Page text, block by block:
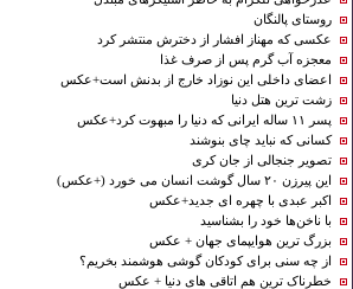
روستای پالنگان
عکسی که مهناز افشار از دخترش منتشر کرد
‌معجزه آب گرم پس از صرف غذا
اعضای داخلی این نوزاد خارج از بدنش است+عکس
زشت ترین هتل دنیا
پسر ۱۱ ساله ایرانی که دنیا را مبهوت کرد+عکس
کسانی که نباید چای بنوشند
تصویر جنجالی از جان کری
این پیرزن ۲۰ سال گوشت انسان می خورد (+عکس)
اکبر عبدی با چهره ای جدید+عکس
با ناخن‌ها خود را بشناسید
بزرگ ترین هوایپمای جهان + عکس
از چه سنی برای کودکان گوشی هوشمند بخریم؟
خطرناک ترین هم اتاقی های دنیا + عکس